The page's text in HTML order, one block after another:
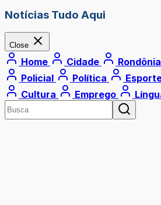
Notícias Tudo Aqui
Close
Home Cidade Rondônia
Policial
Política
Cultura
Emprego